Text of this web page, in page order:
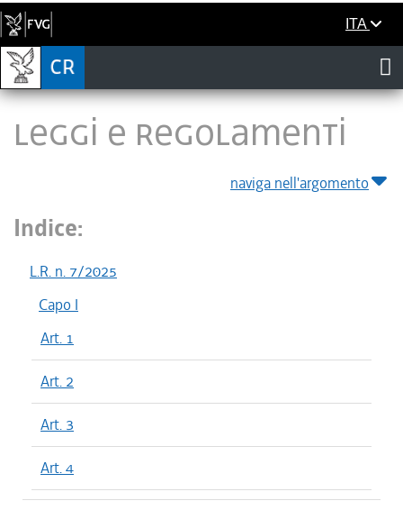
ITA
LEGGI E REGOLAMENTI
naviga nell'argomento
Indice:
L.R. n. 7/2025
Capo I
Art. 1
Art. 2
Art. 3
Art. 4